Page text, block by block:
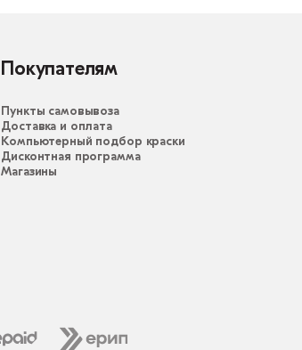
Покупателям
Пункты самовывоза
Доставка и оплата
Компьютерный подбор краски
Дисконтная программа
Магазины